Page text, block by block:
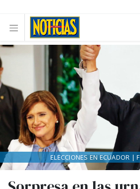
ELECCIONES EN ECUADOR |